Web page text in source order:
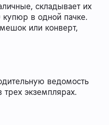
складывает их
в одной пачке.
или конверт,
ведомость
трех экземплярах.